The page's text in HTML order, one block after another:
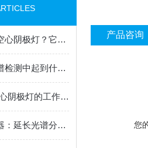
什么是原子荧光空心阴极灯？它有什么作用？
空心阴极灯在光谱检测中起到什么作用？
你了解PE专用空心阴极灯的工作原理和选用方法吗？
空心阴极灯激活器：延长光谱分析光源使用寿命的辅助设备
产品咨询
您